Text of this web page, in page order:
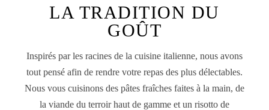
LA TRADITION DU
GOÛT
Inspirés par les racines de la cuisine italienne, nous avons
tout pensé afin de rendre votre repas des plus délectables.
Nous vous cuisinons des pâtes fraîches faites à la main, de
la viande du terroir haut de gamme et un risotto de